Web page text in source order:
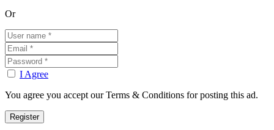
Or
I Agree
You agree you accept our Terms & Conditions for posting this ad.